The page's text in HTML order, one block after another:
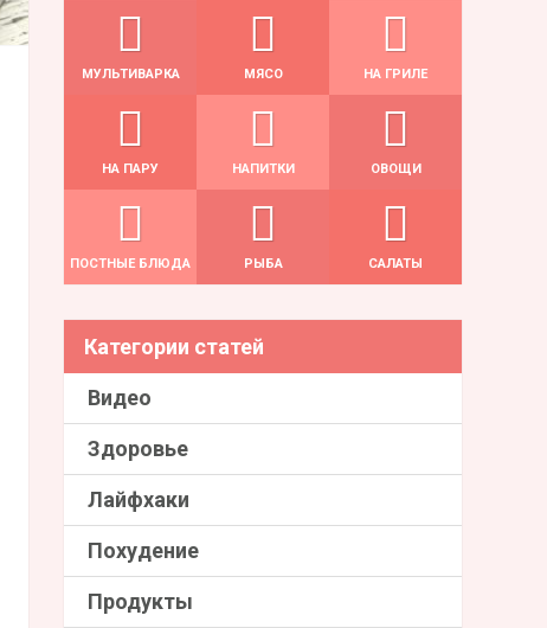
МУЛЬТИВАРКА МЯСО НА ГРИЛЕ
НА ПАРУ НАПИТКИ ОВОЩИ
ПОСТНЫЕ БЛЮДА РЫБА САЛАТЫ
Категории статей
Видео
Здоровье
Лайфхаки
Похудение
Продукты